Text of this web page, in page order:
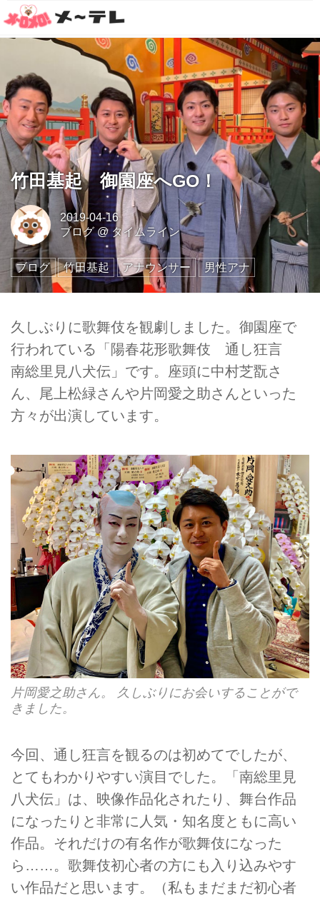
竹田基起 御園座へGO！
2019-04-16
ブログ@タイムライン
ブログ 竹田基起 アナウンサー 男性アナ
久しぶりに歌舞伎を観劇しました。御園座で
行われている「陽春花形歌舞伎 通し狂言
南総里見八犬伝」です。座頭に中村芝翫さ
ん、尾上松緑さんや片岡愛之助さんといった
方々が出演しています。
片岡愛之助さん。 久しぶりにお会いすることがで
きました。
今回、通し狂言を観るのは初めてでしたが、
とてもわかりやすい演目でした。「南総里見
八犬伝」は、映像作品化されたり、舞台作品
になったりと非常に人気・知名度ともに高い
作品。それだけの有名作が歌舞伎になった
ら……。歌舞伎初心者の方にも入り込みやす
い作品だと思います。（私もまだまだ初心者